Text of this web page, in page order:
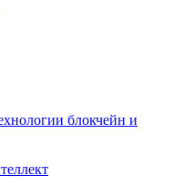
блокчейн и